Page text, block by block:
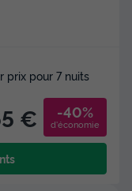
prix pour 7 nuits
€ -40%
d'économie